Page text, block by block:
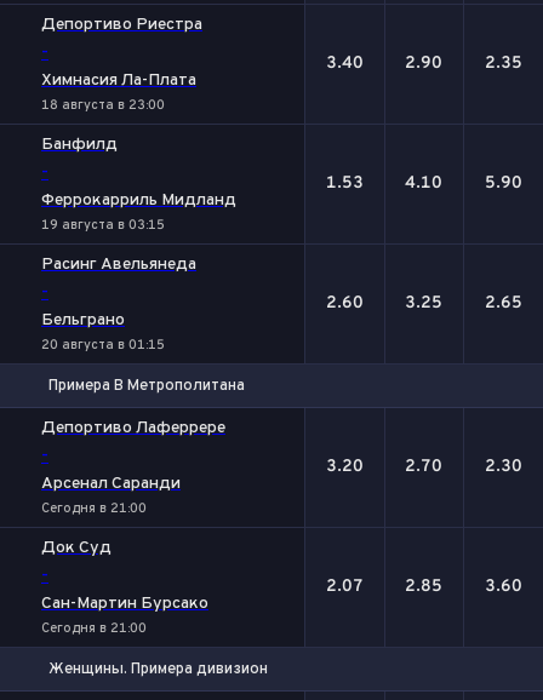
Депортиво Риестра
-
Химнасия Ла-Плата
18 августа в 23:00
3.40 2.90 2.35
Банфилд
-
Феррокарриль Мидланд
19 августа в 03:15
1.53 4.10 5.90
Расинг Авельянеда
-
Бельграно
20 августа в 01:15
2.60 3.25 2.65
Примера B Метрополитана
Депортиво Лаферрере
-
Арсенал Саранди
Сегодня в 21:00
3.20 2.70 2.30
Док Суд
-
Сан-Мартин Бурсако
Сегодня в 21:00
2.07 2.85 3.60
Женщины. Примера дивизион